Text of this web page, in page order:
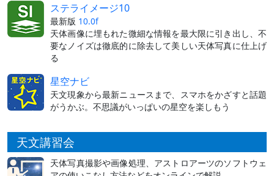
ステライメージ10
最新版 10.0f
天体画像に埋もれた微細な情報を最大限に引き出し、不
要なノイズは徹底的に除去して美しい天体写真に仕上げ
る
星空ナビ
天文現象から最新ニュースまで、スマホをかざすと話題
がうかぶ。不思議がいっぱいの星空を楽しもう
天文講習会
天体写真撮影や画像処理、アストロアーツのソフトウェ